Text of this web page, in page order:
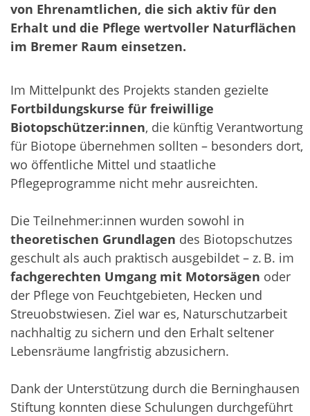
von Ehrenamtlichen, die sich aktiv für den
Erhalt und die Pflege wertvoller Naturflächen
im Bremer Raum einsetzen.
Im Mittelpunkt des Projekts standen gezielte
Fortbildungskurse für freiwillige
Biotopschützer:innen, die künftig Verantwortung
für Biotope übernehmen sollten – besonders dort,
wo öffentliche Mittel und staatliche
Pflegeprogramme nicht mehr ausreichten.
Die Teilnehmer:innen wurden sowohl in
theoretischen Grundlagen des Biotopschutzes
geschult als auch praktisch ausgebildet – z. B. im
fachgerechten Umgang mit Motorsägen oder
der Pflege von Feuchtgebieten, Hecken und
Streuobstwiesen. Ziel war es, Naturschutzarbeit
nachhaltig zu sichern und den Erhalt seltener
Lebensräume langfristig abzusichern.
Dank der Unterstützung durch die Berninghausen
Stiftung konnten diese Schulungen durchgeführt